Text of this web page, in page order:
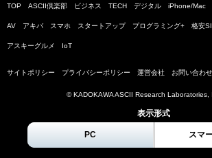
TOP ASCII倶楽部 ビジネス TECH デジタル iPhone/Mac
AV アキバ スマホ スタートアップ プログラミング+ 格安
アスキーグルメ IoT
サイトポリシー プライバシーポリシー 運営会社 お問い合わせ
© KADOKAWA ASCII Research Laboratories,
表示形式
PC スマ